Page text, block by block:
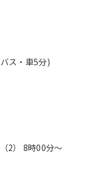
ス・車5分)
2） 8時00分〜